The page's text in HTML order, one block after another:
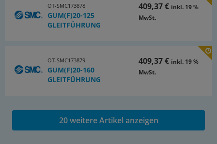
OT-SMC173878
GUM(F)20-125
GLEITFÜHRUNG
409,37 € inkl. 19 %
MwSt.
OT-SMC173879
GUM(F)20-160
GLEITFÜHRUNG
409,37 € inkl. 19 %
MwSt.
20 weitere Artikel anzeigen